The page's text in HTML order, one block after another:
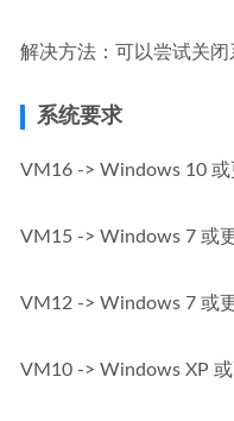
解决方法：可以尝试关闭
系统要求
VM16 -> Windows 10
VM15 -> Windows 7 或
VM12 -> Windows 7 或
VM10 -> Windows XP